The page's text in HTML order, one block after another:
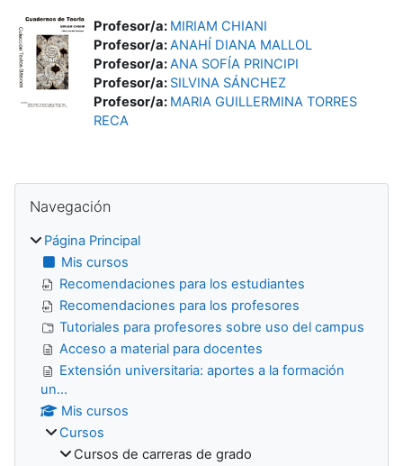
Profesor/a: MIRIAM CHIANI
Profesor/a:ANAHÍ DIANA MALLOL
Profesor/a:ANA SOFÍA PRINCIPI
Profesor/a: SILVINA SÁNCHEZ
Profesor/a: MARIA GUILLERMINA TORRES
RECA
Bloques
Navegación
Página Principal
Mis cursos
Recomendaciones para los estudiantes
Recomendaciones para los profesores
Tutoriales para profesores sobre uso del campus
Acceso a material para docentes
Extensión universitaria: aportes a la formación
un...
Mis cursos
Cursos
Cursos de carreras de grado